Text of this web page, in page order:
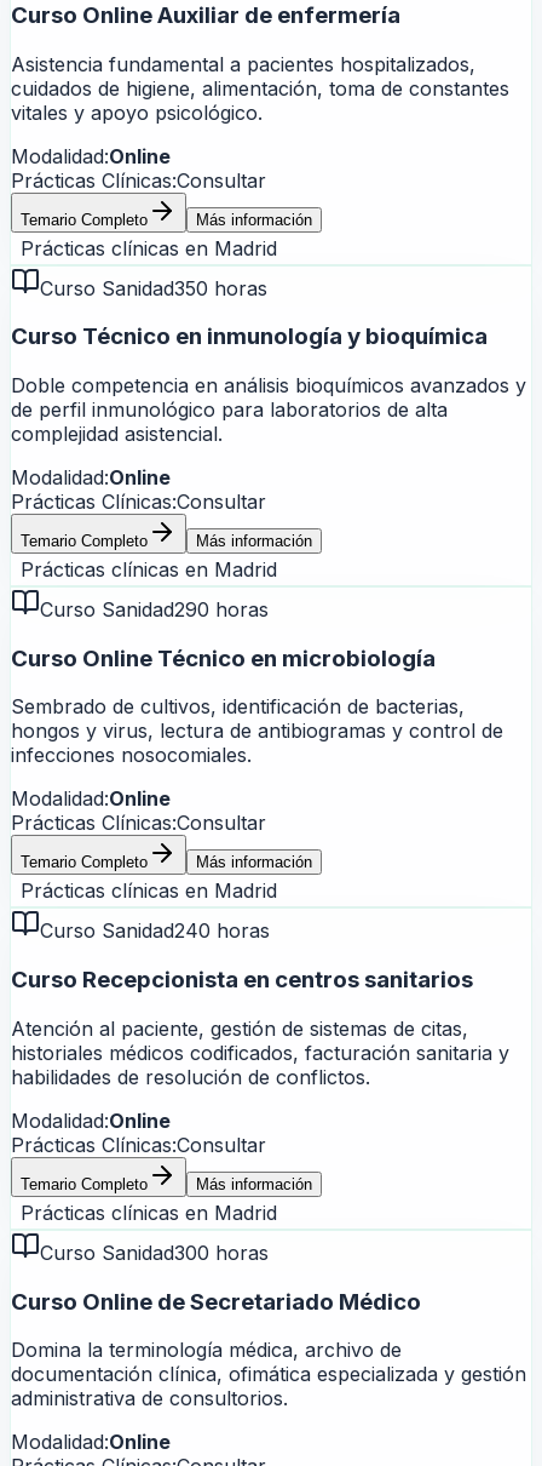
Curso Online Auxiliar de enfermería
Asistencia fundamental a pacientes hospitalizados,
cuidados de higiene, alimentación, toma de constantes
vitales y apoyo psicológico.
Modalidad:Online
Prácticas Clínicas:Consultar
Temario Completo Más información
Prácticas clínicas en Madrid
Curso Sanidad350 horas
Curso Técnico en inmunología y bioquímica
Doble competencia en análisis bioquímicos avanzados y
de perfil inmunológico para laboratorios de alta
complejidad asistencial.
Modalidad:Online
Prácticas Clínicas:Consultar
Temario Completo Más información
Prácticas clínicas en Madrid
Curso Sanidad290 horas
Curso Online Técnico en microbiología
Sembrado de cultivos, identificación de bacterias,
hongos y virus, lectura de antibiogramas y control de
infecciones nosocomiales.
Modalidad:Online
Prácticas Clínicas:Consultar
Temario Completo Más información
Prácticas clínicas en Madrid
Curso Sanidad240 horas
Curso Recepcionista en centros sanitarios
Atención al paciente, gestión de sistemas de citas,
historiales médicos codificados, facturación sanitaria y
habilidades de resolución de conflictos.
Modalidad:Online
Prácticas Clínicas:Consultar
Temario Completo Más información
Prácticas clínicas en Madrid
Curso Sanidad300 horas
Curso Online de Secretariado Médico
Domina la terminología médica, archivo de
documentación clínica, ofimática especializada y gestión
administrativa de consultorios.
Modalidad:Online